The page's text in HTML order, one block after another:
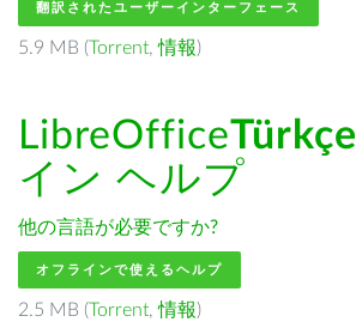
翻訳されたユーザーインターフェース
5.9 MB (Torrent,情報)
LibreOfficeTürkçe
イン ヘルプ
他の言語が必要ですか?
オフラインで使えるヘルプ
2.5 MB (Torrent,情報)